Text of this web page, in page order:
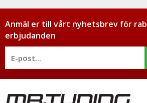
Anmäl er till vårt nyhetsbrev för
erbjudanden